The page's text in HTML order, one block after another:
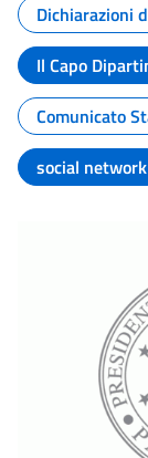
Dichiarazioni
Il Capo
Comunicato
social network